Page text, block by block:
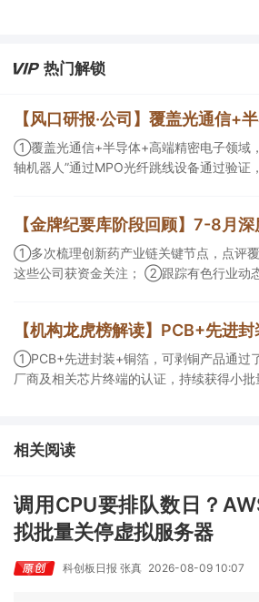
热门解锁
①覆盖光通信+半导体+高端精密电子领域
轴机器人”通过MPO光纤跳线设备通过验证
①多次梳理创新药产业链关键节点，点评覆
这些公司获资金关注； ②跟踪有色行业动态，覆盖铜矿格局、现货
①PCB+先进封装+铜箔，可剥铜产品通过
厂商及相关芯片终端的认证，持续获得小
等方面具有丰富经验，具备承接细胞与基因
产的合规资质，这家公司获净买入。
相关阅读
调用CPU要排队数日？
拟批量关停虚拟服务器
科创板日报 张真 2026-08-09 10:07